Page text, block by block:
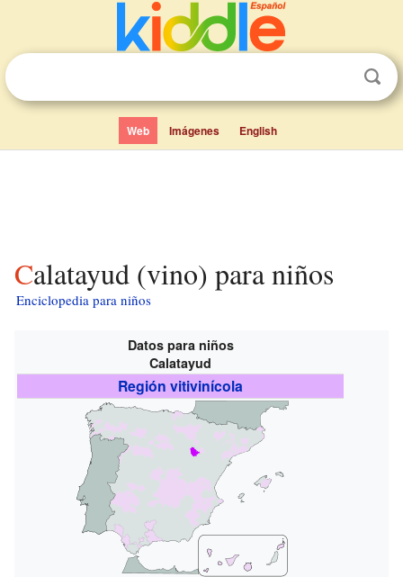
Web Imágenes English
Calatayud (vino) para niños
Enciclopedia para niños
Datos para niños
Calatayud
Región vitivinícola